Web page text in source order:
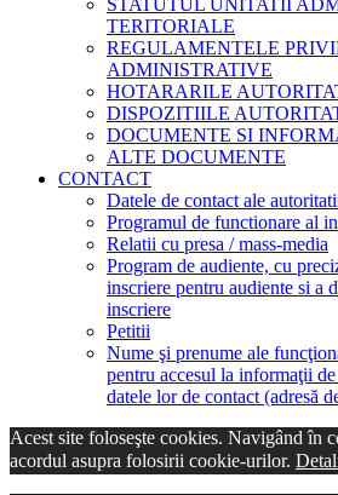
STATUTUL UNITATII
TERITORIALE
REGULAMENTELE
ADMINISTRATIVE
HOTARARILE
DISPOZITIILE
DOCUMENTE SI
ALTE DOCUMENTE
CONTACT
Datele de contact ale
Programul de functionare al
Relatii cu presa / mass-media
Program de audiente, cu
inscriere pentru audiente si a
inscriere
Petitii
Nume şi prenume ale
pentru accesul la informaţii
datele lor de contact (adresă
Acest site foloseşte cookies. Navigând în
acordul asupra folosirii cookie-urilor.